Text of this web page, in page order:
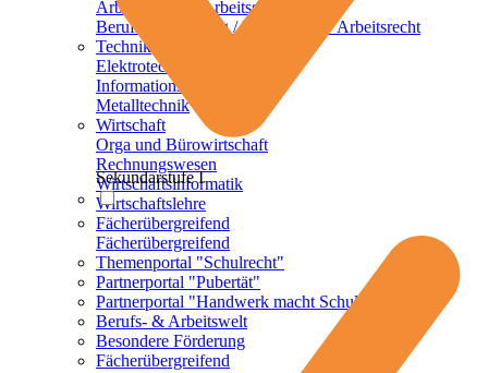
Arbeitsschutz / Arbeitssicherheit
Berufsvorbereitung / Berufsalltag / Arbeitsrecht
Technik
Elektrotechnik
Informationstechnik
Metalltechnik
Wirtschaft
Orga und Bürowirtschaft
Rechnungswesen
Wirtschaftsinformatik
Wirtschaftslehre
Fächerübergreifend
Fächerübergreifend
Themenportal "Schulrecht"
Partnerportal "Pubertät"
Partnerportal "Handwerk macht Schule"
Berufs- & Arbeitswelt
Besondere Förderung
Fächerübergreifend
Sekundarstufe I